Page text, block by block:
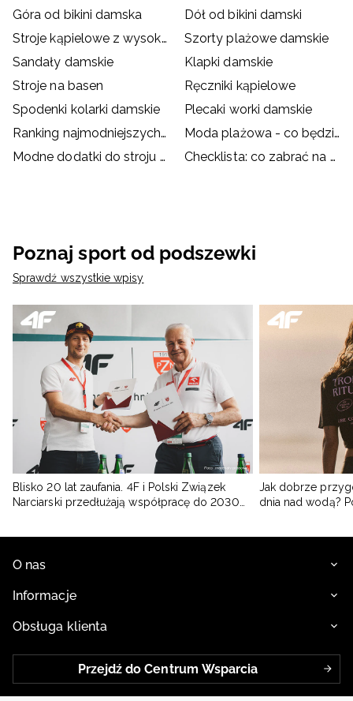
Góra od bikini damska
Dół od bikini damski
Stroje kąpielowe z wysokim stanem
Szorty plażowe damskie
Sandały damskie
Klapki damskie
Stroje na basen
Ręczniki kąpielowe
Spodenki kolarki damskie
Plecaki worki damskie
Ranking najmodniejszych strojów kąpielowych
Moda plażowa - co będzie hitem wakacji?
Modne dodatki do stroju kąpielowego
Checklista: co zabrać na basen?
Poznaj sport od podszewki
Sprawdź wszystkie wpisy
Blisko 20 lat zaufania. 4F i Polski Związek
Narciarski przedłużają współpracę do 2030
Jak dobrze
dnia nad wodą?
O nas
Informacje
Obsługa klienta
Przejdź do Centrum Wsparcia